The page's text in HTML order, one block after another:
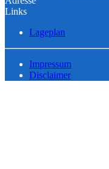
Links
Lageplan
Impressum
Disclaimer